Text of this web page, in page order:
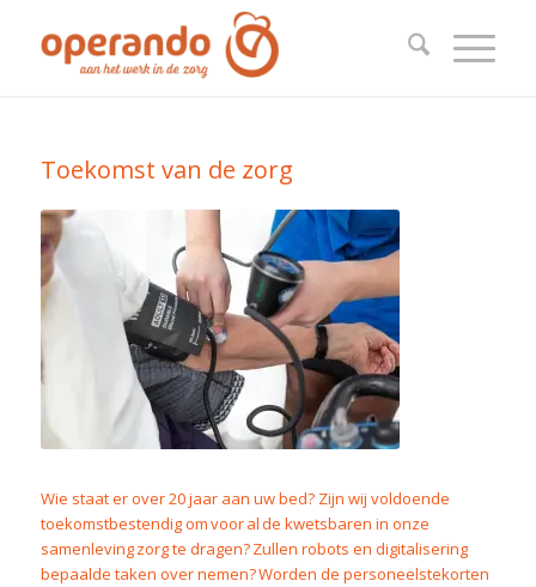
Toekomst van de zorg
Wie staat er over 20 jaar aan uw bed? Zijn wij voldoende
toekomstbestendig om voor al de kwetsbaren in onze
samenleving zorg te dragen? Zullen robots en digitalisering
bepaalde taken over nemen? Worden de personeelstekorten